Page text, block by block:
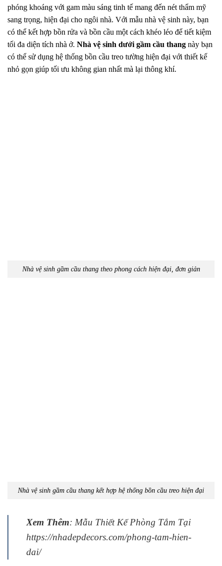
phóng khoáng với gam màu sáng tinh tế mang đến nét thẩm mỹ
sang trọng, hiện đại cho ngôi nhà. Với mẫu nhà vệ sinh này, bạn
có thể kết hợp bồn rửa và bồn cầu một cách khéo léo để tiết kiệm
tối đa diện tích nhà ở. Nhà vệ sinh dưới gầm cầu thang này bạn
có thể sử dụng hệ thống bồn cầu treo tường hiện đại với thiết kế
nhỏ gọn giúp tối ưu không gian nhất mà lại thông khí.
Nhà vệ sinh gầm cầu thang theo phong cách hiện đại, đơn giản
Nhà vệ sinh gầm cầu thang kết hợp hệ thống bồn cầu treo hiện đại
Xem Thêm: Mẫu Thiết Kế Phòng Tắm Tại
https://nhadepdecors.com/phong-tam-hien-
dai/